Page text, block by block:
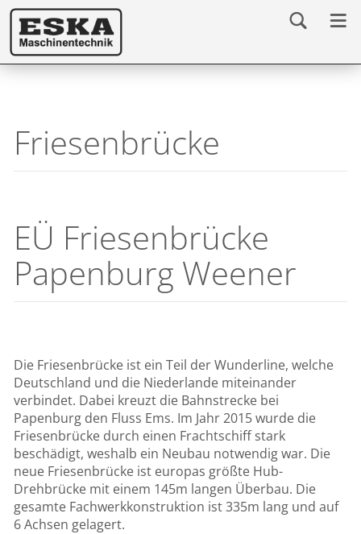
Friesenbrücke
EÜ Friesenbrücke
Papenburg Weener
Die Friesenbrücke ist ein Teil der Wunderline, welche
Deutschland und die Niederlande miteinander
verbindet. Dabei kreuzt die Bahnstrecke bei
Papenburg den Fluss Ems. Im Jahr 2015 wurde die
Friesenbrücke durch einen Frachtschiff stark
beschädigt, weshalb ein Neubau notwendig war. Die
neue Friesenbrücke ist europas größte Hub-
Drehbrücke mit einem 145m langen Überbau. Die
gesamte Fachwerkkonstruktion ist 335m lang und auf
6 Achsen gelagert.